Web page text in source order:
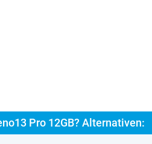
Pro 12GB? Alternativen: